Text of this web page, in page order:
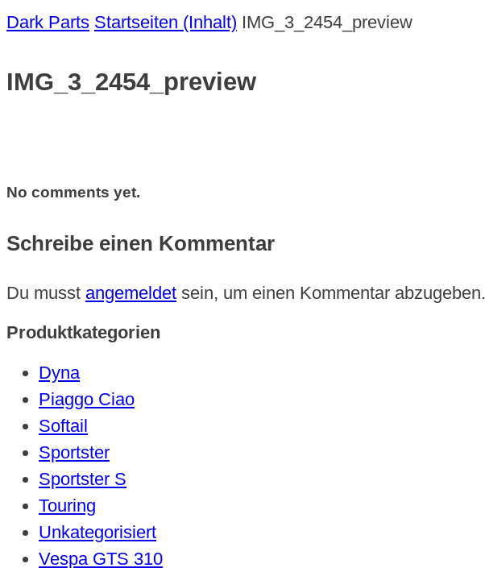
Dark Parts Startseiten (Inhalt) IMG_3_2454_preview
IMG_3_2454_preview
No comments yet.
Schreibe einen Kommentar
Du musst angemeldet sein, um einen Kommentar abzugeben.
Produktkategorien
Dyna
Piaggo Ciao
Softail
Sportster
Sportster S
Touring
Unkategorisiert
Vespa GTS 310